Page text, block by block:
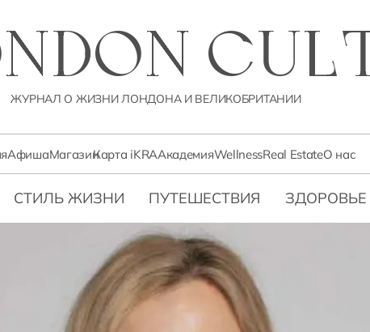
ЖУРНАЛ О ЖИЗНИ ЛОНДОНА И ВЕЛИКОБРИТАНИИ
АфишаМагазинКарта iKRAАкадемияWellnessReal EstateО нас
СТИЛЬ ЖИЗНИ ПУТЕШЕСТВИЯ ЗДОРОВЬЕ